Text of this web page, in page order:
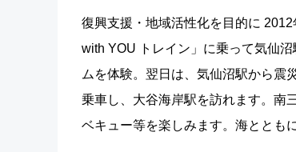
復興支援・地域活性化を目的に
with YOU トレイン」に乗って気仙
ムを体験。翌日は、気仙沼駅から震
乗車し、大谷海岸駅を訪れます。南
ベキュー等を楽しみます。海ととも